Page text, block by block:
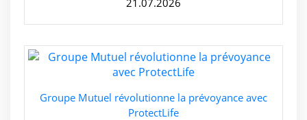
Groupe Mutuel révolutionne la prévoyance avec
ProtectLife